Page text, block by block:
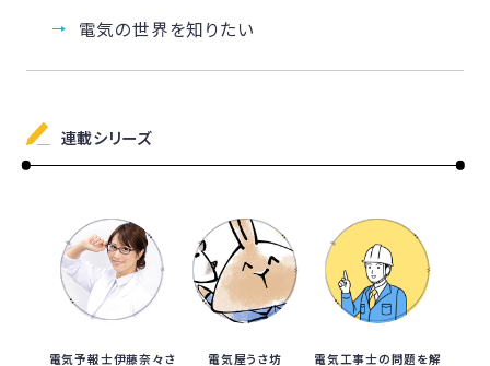
電気の世界を知りたい
連載シリーズ
電気予報士伊藤奈々さ
電気屋うさ坊
電気工事士の問題を解